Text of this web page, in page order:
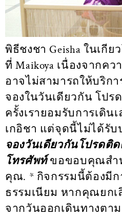
พิธีชงชา Geisha ในเกี
ที่ Maikoya เนื่องจากค
อาจไม่สามารถให้บริก
จองในวันเดียวกัน โปร
ครั้งเรายอมรับการเดิน
เกอิชา แต่จุดนี้ไม่ได้รับ
จองวันเดียวกันโปรดติ
โทรศัพท์ขอขอบคุณสำ
คุณ. * กิจกรรมนี้ต้องมีก
ธรรมเนียม หากคุณยก
จากวันออกเดินทางตา